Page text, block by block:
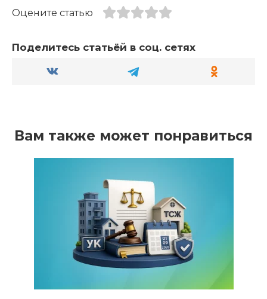
Оцените статью
Поделитесь статьёй в соц. сетях
Вам также может понравиться